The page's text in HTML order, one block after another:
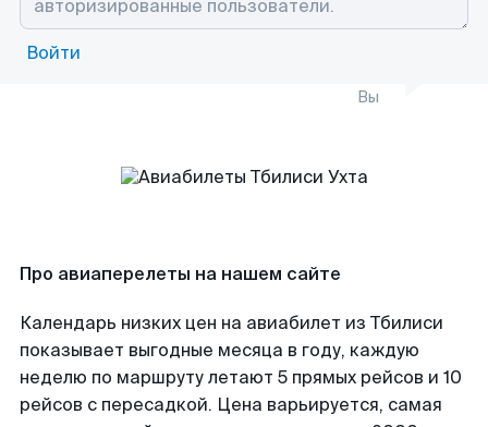
Войти
Вы
Про авиаперелеты на нашем сайте
Календарь низких цен на авиабилет из Тбилиси
показывает выгодные месяца в году, каждую
неделю по маршруту летают 5 прямых рейсов и 10
рейсов с пересадкой. Цена варьируется, самая